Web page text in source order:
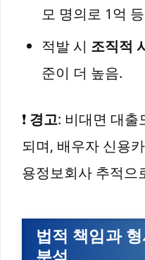
모 명의로 1억
적발 시 조직적
준이 더 높음.
❗ 경고: 비대면 대출
되며, 배우자 신용
용정보회사 추적으
법적 책임과